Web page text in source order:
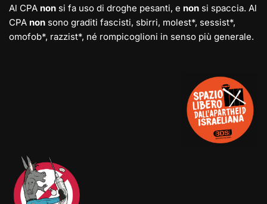
Al CPA non si fa uso di droghe pesanti, e non si spaccia. Al
CPA non sono graditi fascisti, sbirri, molest*, sessist*,
omofob*, razzist*, né rompicoglioni in senso più generale.